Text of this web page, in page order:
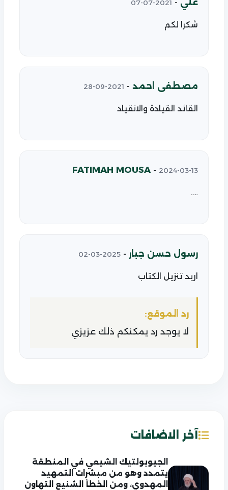
علي -
2021-07-07
شكرا لكم
مصطفى احمد -
2021-09-28
القائد القيادة والانقياد
FATIMAH MOUSA - 2024-03-13
….
رسول حسن جبار -
2025-03-02
اريد تنزيل الكتاب
رد الموقع:
لا يوجد رد يمكنكم ذلك عزيزي
آخر الاضافات
الجيوبولتيك الشيعي في المنطقة
يتمدد وهو من مبشرات التمهيد
المهدوي، ومن الخطأ الشنيع التهاون